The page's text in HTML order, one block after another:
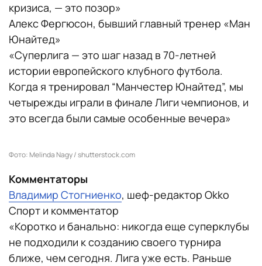
кризиса, — это позор»
Алекс Фергюсон, бывший главный тренер «Ман
Юнайтед»
«Суперлига — это шаг назад в 70-летней
истории европейского клубного футбола.
Когда я тренировал “Манчестер Юнайтед”, мы
четырежды играли в финале Лиги чемпионов, и
это всегда были самые особенные вечера»
Фото: Melinda Nagy / shutterstock.com
Комментаторы
Владимир Стогниенко, шеф-редактор Okko
Спорт и комментатор
«Коротко и банально: никогда еще суперклубы
не подходили к созданию своего турнира
ближе, чем сегодня. Лига уже есть. Раньше